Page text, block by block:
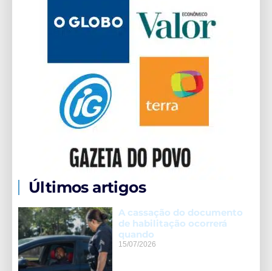
Últimos artigos
A cassação do documento
de habilitação ocorrerá
quando
15/07/2026